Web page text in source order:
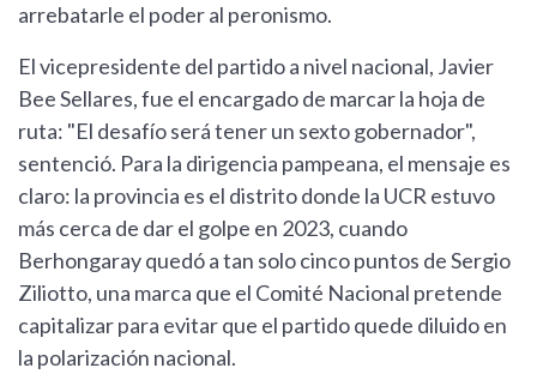
arrebatarle el poder al peronismo.
El vicepresidente del partido a nivel nacional, Javier
Bee Sellares, fue el encargado de marcar la hoja de
ruta: "El desafío será tener un sexto gobernador",
sentenció. Para la dirigencia pampeana, el mensaje es
claro: la provincia es el distrito donde la UCR estuvo
más cerca de dar el golpe en 2023, cuando
Berhongaray quedó a tan solo cinco puntos de Sergio
Ziliotto, una marca que el Comité Nacional pretende
capitalizar para evitar que el partido quede diluido en
la polarización nacional.